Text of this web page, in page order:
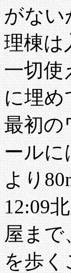
がない
理棟は
一切使
に埋め
最初の
ールに
より
12:09
屋まで
を歩く